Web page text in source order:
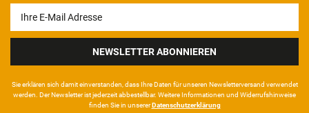
Honig
NEWSLETTER ABONNIEREN
Sie erklären sich damit ein­ver­standen, dass Ihre Da­ten für unseren News­letter­versand ver­wen­det
werden. Der News­letter ist jeder­zeit ab­bestel­lbar. Weitere Infor­mationen und Wider­rufshin­weise
finden Sie in unsererDaten­schutz­erklärung